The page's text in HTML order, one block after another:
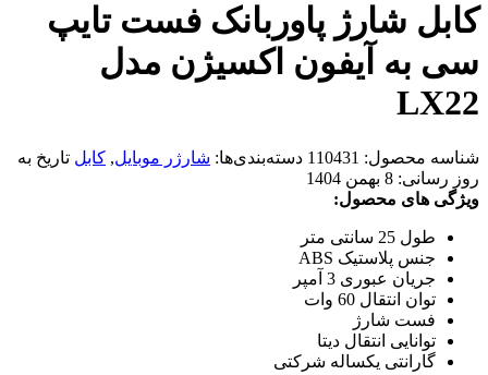
کابل شارژ پاوربانک فست تایپ
سی به آیفون اکسیژن مدل
LX22
شناسه محصول: 110431 دسته‌بندی‌ها: شارژر موبایل, کابل تاریخ به
روز رسانی: 8 بهمن 1404
ویژگی های محصول:
طول 25 سانتی متر
جنس پلاستیک ABS
جریان عبوری 3 آمپر
توان انتقال 60 وات
فست شارژ
توانایی انتقال دیتا
گارانتی یکساله شرکتی